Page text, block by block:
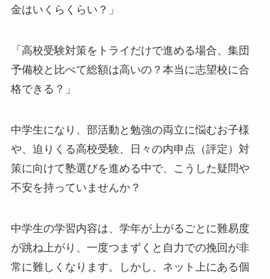
金はいくらくらい？」
「高校受験対策をトライだけで進める場合、集団
予備校と比べて総額は高いの？本当に志望校に合
格できる？」
中学生になり、部活動と勉強の両立に悩むお子様
や、迫りくる高校受験、日々の内申点（評定）対
策に向けて塾選びを進める中で、こうした疑問や
不安を持っていませんか？
中学生の学習内容は、学年が上がるごとに難易度
が跳ね上がり、一度つまずくと自力での挽回が非
常に難しくなります。しかし、ネット上にある個